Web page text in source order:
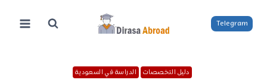
المحتوى
Telegram
دليل التخصصات الدراسة في السعودية